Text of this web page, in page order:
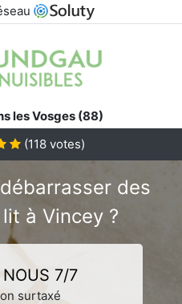
les Vosges (88)
(118 votes)
des
à Vincey ?
7/7
surtaxé